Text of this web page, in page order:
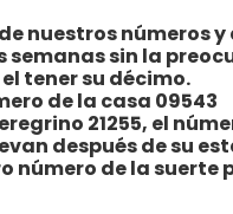
nuestros números
semanas sin la
tener su décimo.
de la casa 09543
21255, el
después de su
número de la suerte